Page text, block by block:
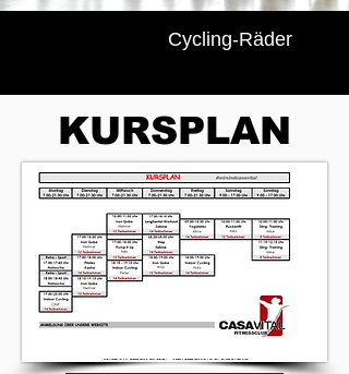
Cycling-Räder
KURSPLAN